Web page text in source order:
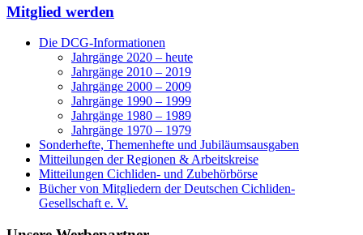
Mitglied werden
Die DCG-Informationen
Jahrgänge 2020 – heute
Jahrgänge 2010 – 2019
Jahrgänge 2000 – 2009
Jahrgänge 1990 – 1999
Jahrgänge 1980 – 1989
Jahrgänge 1970 – 1979
Sonderhefte, Themenhefte und Jubiläumsausgaben
Mitteilungen der Regionen & Arbeitskreise
Mitteilungen Cichliden- und Zubehörbörse
Bücher von Mitgliedern der Deutschen Cichliden-
Gesellschaft e. V.